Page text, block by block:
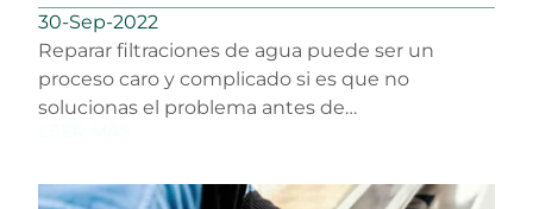
30-Sep-2022
Reparar filtraciones de agua puede ser un
proceso caro y complicado si es que no
solucionas el problema antes de…